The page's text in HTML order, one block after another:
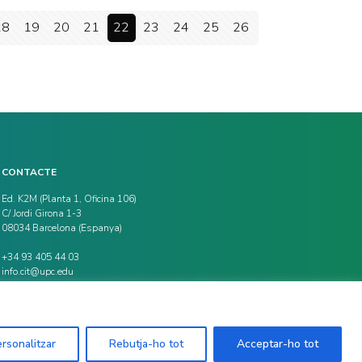
Rebutja-ho tot Acceptar-ho tot
19 20 21 22 23 24 25
26
CONTACTE
Ed. K2M (Planta 1, Oficina 106)
C/ Jordi Girona 1-3
08034 Barcelona (Espanya)
+34 93 405 44 03
info.cit@upc.edu